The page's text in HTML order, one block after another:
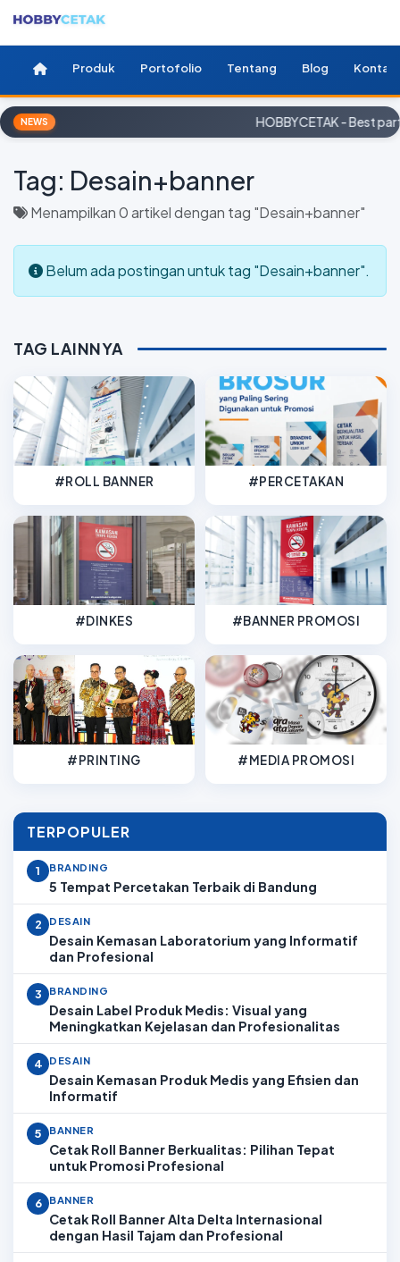
Produk Portofolio Tentang Blog Kontak
NEWS HOBBYCETAK - Best
Tag: Desain+banner
Menampilkan 0 artikel dengan tag "Desain+banner"
Belum ada postingan untuk tag "Desain+banner".
TAG LAINNYA
#ROLL BANNER #PERCETAKAN
#DINKES #BANNER PROMOSI
#PRINTING #MEDIA PROMOSI
TERPOPULER
1 BRANDING
5 Tempat Percetakan Terbaik di Bandung
2 DESAIN
Desain Kemasan Laboratorium yang Informatif
dan Profesional
3 BRANDING
Desain Label Produk Medis: Visual yang
Meningkatkan Kejelasan dan Profesionalitas
4 DESAIN
Desain Kemasan Produk Medis yang Efisien dan
Informatif
5 BANNER
Cetak Roll Banner Berkualitas: Pilihan Tepat
untuk Promosi Profesional
6 BANNER
Cetak Roll Banner Alta Delta Internasional
dengan Hasil Tajam dan Profesional